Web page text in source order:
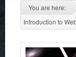
You are here:
Introduction to